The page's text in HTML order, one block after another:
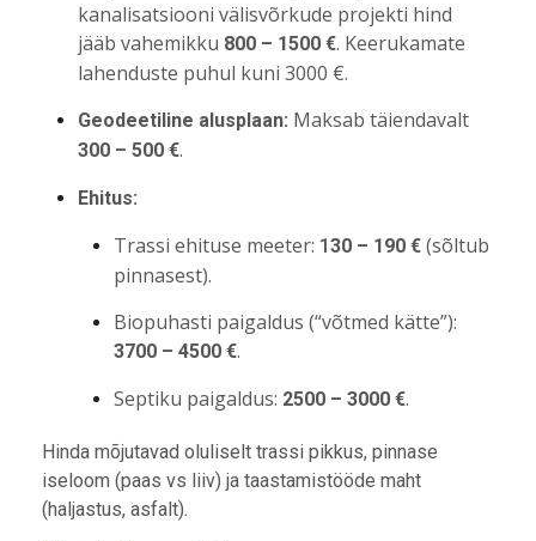
kanalisatsiooni välisvõrkude projekti hind
jääb vahemikku 800 – 1500 €. Keerukamate
lahenduste puhul kuni 3000 €.
Geodeetiline alusplaan: Maksab täiendavalt
300 – 500 €.
Ehitus:
Trassi ehituse meeter: 1 30 – 190 € (sõltub
pinnasest).
Biopuhasti paigaldus (“võtmed kätte”):
3700 – 4500 €.
Septiku paigaldus: 2500 – 3000 €.
Hinda mõjutavad oluliselt trassi pikkus, pinnase
iseloom (paas vs liiv) ja taastamistööde maht
(haljastus, asfalt).